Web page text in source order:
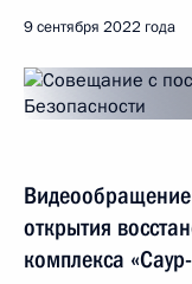
9 сентября 2022 года
открытия
комплекса